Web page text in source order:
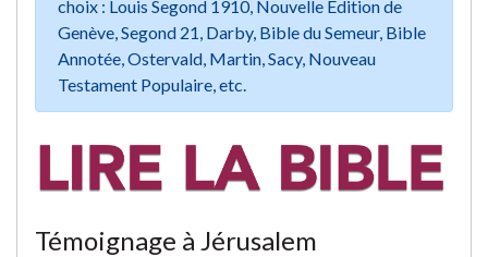
choix : Louis Segond 1910, Nouvelle Edition de
Genève, Segond 21, Darby, Bible du Semeur, Bible
Annotée, Ostervald, Martin, Sacy, Nouveau
Testament Populaire, etc.
Témoignage à Jérusalem